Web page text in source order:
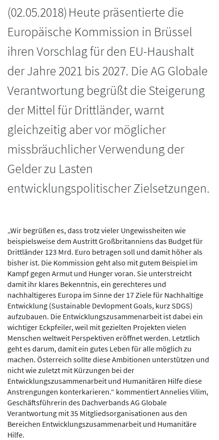
(02.05.2018) Heute präsentierte die
Europäische Kommission in Brüssel
ihren Vorschlag für den EU-Haushalt
der Jahre 2021 bis 2027. Die AG Globale
Verantwortung begrüßt die Steigerung
der Mittel für Drittländer, warnt
gleichzeitig aber vor möglicher
missbräuchlicher Verwendung der
Gelder zu Lasten
entwicklungspolitischer Zielsetzungen.
„Wir begrüßen es, dass trotz vieler Ungewissheiten wie
beispielsweise dem Austritt Großbritanniens das Budget für
Drittländer 123 Mrd. Euro betragen soll und damit höher als
bisher ist. Die Kommission geht also mit gutem Beispiel im
Kampf gegen Armut und Hunger voran. Sie unterstreicht
damit ihr klares Bekenntnis, ein gerechteres und
nachhaltigeres Europa im Sinne der 17 Ziele für Nachhaltige
Entwicklung (Sustainable Devlopment Goals, kurz SDGS)
aufzubauen. Die Entwicklungszusammenarbeit ist dabei ein
wichtiger Eckpfeiler, weil mit gezielten Projekten vielen
Menschen weltweit Perspektiven eröffnet werden. Letztlich
geht es darum, damit ein gutes Leben für alle möglich zu
machen. Österreich sollte diese Ambitionen unterstützen und
nicht wie zuletzt mit Kürzungen bei der
Entwicklungszusammenarbeit und Humanitären Hilfe diese
Anstrengungen konterkarieren.“ kommentiert Annelies Vilim,
Geschäftsführerin des Dachverbands AG Globale
Verantwortung mit 35 Mitgliedsorganisationen aus den
Bereichen Entwicklungszusammenarbeit und Humanitäre
Hilfe.